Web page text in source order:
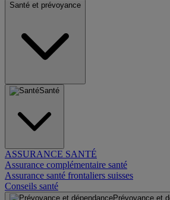
Santé et prévoyance
Santé
ASSURANCE SANTÉ
Assurance complémentaire santé
Assurance santé frontaliers suisses
Conseils santé
Prévoyance et